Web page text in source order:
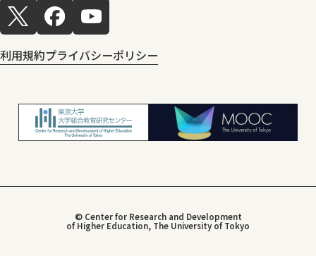
利用規約プライバシーポリシー
© Center for Research and Development
of Higher Education, The University of Tokyo